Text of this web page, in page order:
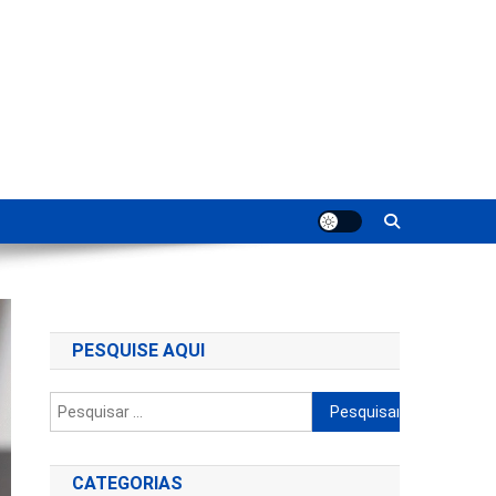
PESQUISE AQUI
Pesquisar
por:
CATEGORIAS